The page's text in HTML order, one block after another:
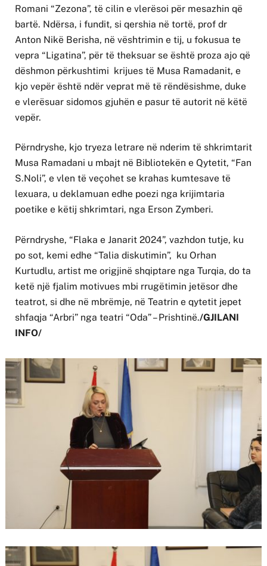
Romani “Zezona”, të cilin e vlerësoi për mesazhin që
bartë. Ndërsa, i fundit, si qershia në tortë, prof dr
Anton Nikë Berisha, në vështrimin e tij, u fokusua te
vepra “Ligatina”, për të theksuar se është proza ajo që
dëshmon përkushtimi krijues të Musa Ramadanit, e
kjo vepër është ndër veprat më të rëndësishme, duke
e vlerësuar sidomos gjuhën e pasur të autorit në këtë
vepër.
Përndryshe, kjo tryeza letrare në nderim të shkrimtarit
Musa Ramadani u mbajt në Bibliotekën e Qytetit, “Fan
S.Noli”, e vlen të veçohet se krahas kumtesave të
lexuara, u deklamuan edhe poezi nga krijimtaria
poetike e këtij shkrimtari, nga Erson Zymberi.
Përndryshe, “Flaka e Janarit 2024”, vazhdon tutje, ku
po sot, kemi edhe “Talia diskutimin”, ku Orhan
Kurtudlu, artist me origjinë shqiptare nga Turqia, do ta
ketë një fjalim motivues mbi rrugëtimin jetësor dhe
teatrot, si dhe në mbrëmje, në Teatrin e qytetit jepet
shfaqja “Arbri” nga teatri “Oda” – Prishtinë./GJILANI
INFO/